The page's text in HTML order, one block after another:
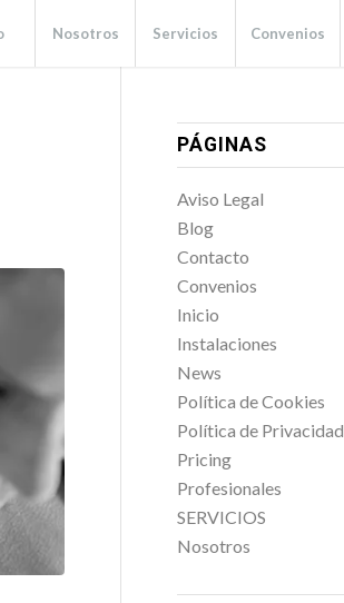
Nosotros Servicios Convenios
PÁGINAS
Aviso Legal
Blog
Contacto
Convenios
Inicio
Instalaciones
News
Política de Cookies
Política de Privacidad
Pricing
Profesionales
SERVICIOS
Nosotros